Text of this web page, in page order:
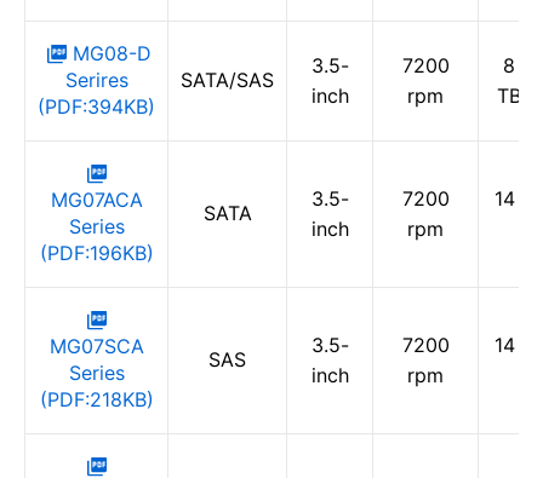
MG08-D
Serires
(PDF:394KB)
SATA/SAS
3.5-
inch
7200
rpm
8
TB /
MG07ACA
Series
(PDF:196KB)
SATA
3.5-
inch
7200
rpm
14
MG07SCA
Series
(PDF:218KB)
SAS
3.5-
inch
7200
rpm
14